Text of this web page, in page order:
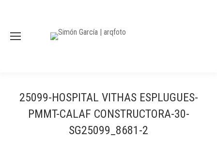
25099-HOSPITAL VITHAS ESPLUGUES-
PMMT-CALAF CONSTRUCTORA-30-
SG25099_8681-2